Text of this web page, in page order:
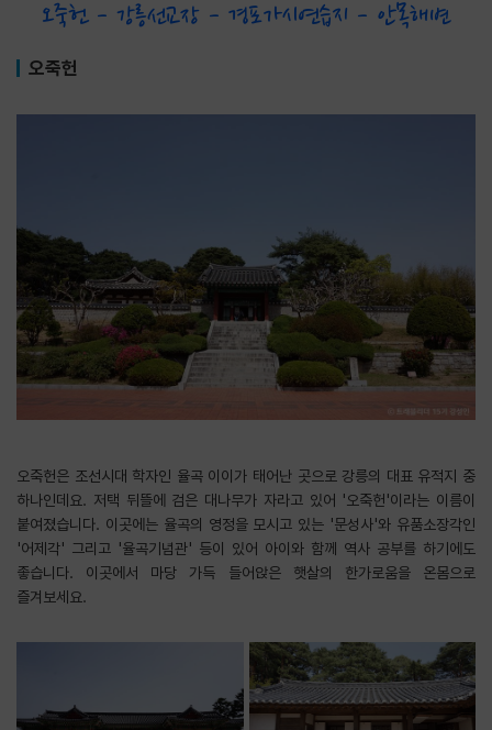
오죽헌 - 강릉선교장 - 경포가시연습지 - 안목해변
오죽헌
오죽헌은 조선시대 학자인 율곡 이이가 태어난 곳으로 강릉의 대표 유적지 중
하나인데요. 저택 뒤뜰에 검은 대나무가 자라고 있어 '오죽헌'이라는 이름이
붙여졌습니다. 이곳에는 율곡의 영정을 모시고 있는 '문성사'와 유품소장각인
'어제각' 그리고 '율곡기념관' 등이 있어 아이와 함께 역사 공부를 하기에도
좋습니다. 이곳에서 마당 가득 들어앉은 햇살의 한가로움을 온몸으로
즐겨보세요.